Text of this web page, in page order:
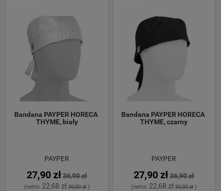
Bandana PAYPER HORECA
THYME, biały
PAYPER
27,90 zł 36,90 zł
(netto: 22,68 zł 30,00 zł)
Bandana PAYPER HORECA
THYME, czarny
PAYPER
27,90 zł 36,90 zł
(netto: 22,68 zł 30,00 zł)